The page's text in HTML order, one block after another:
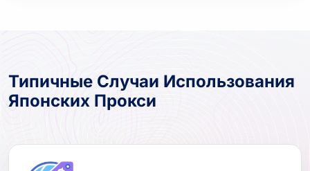
Типичные Случаи Использования
Японских Прокси